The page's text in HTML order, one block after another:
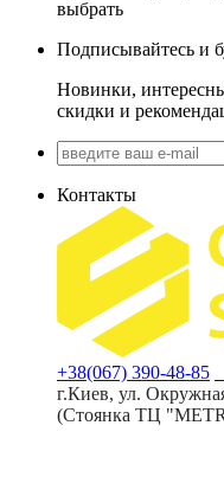
выбрать
Подписывайтесь и
Новинки,
скидки и
Контакты
+38(067) 390-48-85
г.Киев, ул.
(Стоянка ТЦ